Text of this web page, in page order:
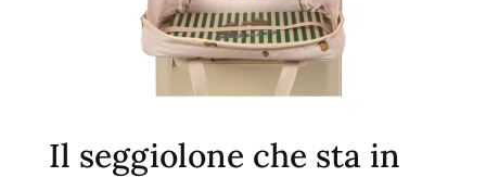
Il seggiolone che sta in